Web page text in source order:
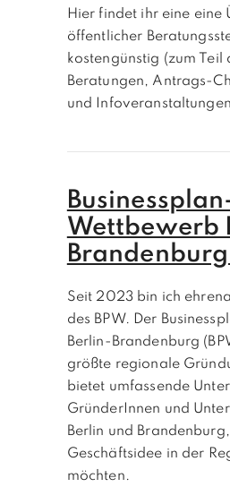
Hier findet ihr eine eine
öffentlicher
kostengünstig (zum Teil
Beratungen, Antrags-
und
Wettbewerb
Brandenburg
Seit 2023 bin ich
des BPW. Der
Berlin-Brandenburg
größte regionale
bietet umfassende
GründerInnen und
Berlin und
Geschäftsidee in der
möchten.